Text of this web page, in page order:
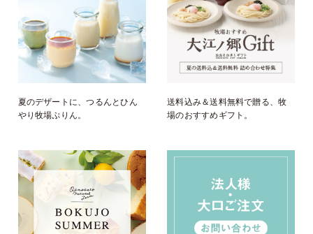
夏のデザートに、つるんとひん
やり牧場ぷりん。
送料込み＆送料無料で贈る、牧
場のおすすめギフト。